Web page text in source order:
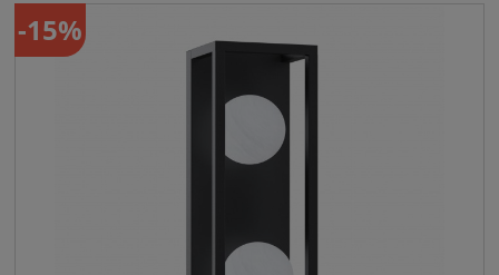
-15%